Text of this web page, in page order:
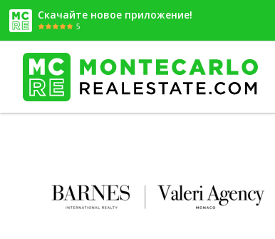
Скачайте новое приложение!
5